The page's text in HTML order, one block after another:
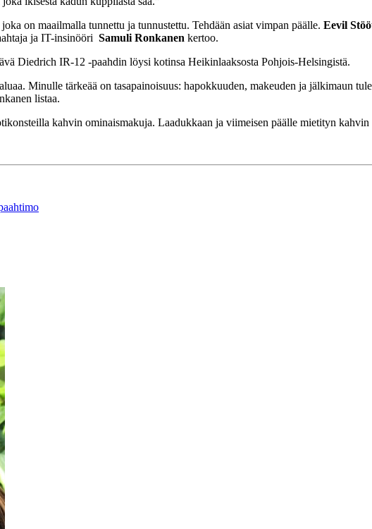
on maailmalla tunnettu ja tunnustettu. Tehdään asiat vimpan päälle. Eevil
ja IT-insinööri Samuli Ronkanen kertoo.
Diedrich IR-12 -paahdin löysi kotinsa Heikinlaaksosta Pohjois-Helsingistä.
Minulle tärkeää on tasapainoisuus: hapokkuuden, makeuden ja jälkimaun
listaa.
kahvin ominaismakuja. Laadukkaan ja viimeisen päälle mietityn kahvin